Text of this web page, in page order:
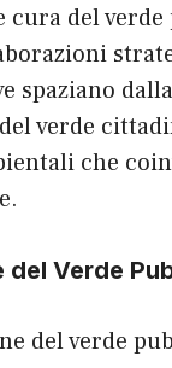
cura del
spaziano dalla
verde
che
del Verde
del verde